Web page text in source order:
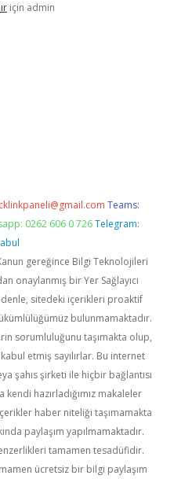
için admin
Teams:
0262 606 0 726 Telegram:
gereğince Bilgi Teknolojileri
onaylanmış bir Yer Sağlayıcı
sitedeki içerikleri proaktif
bulunmamaktadır.
sorumluluğunu taşımakta olup,
etmiş sayılırlar. Bu internet
şahıs şirketi ile hiçbir bağlantısı
hazırladığımız makaleler
haber niteliği taşımamakta
paylaşım yapılmamaktadır.
tamamen tesadüfidir.
ücretsiz bir bilgi paylaşım